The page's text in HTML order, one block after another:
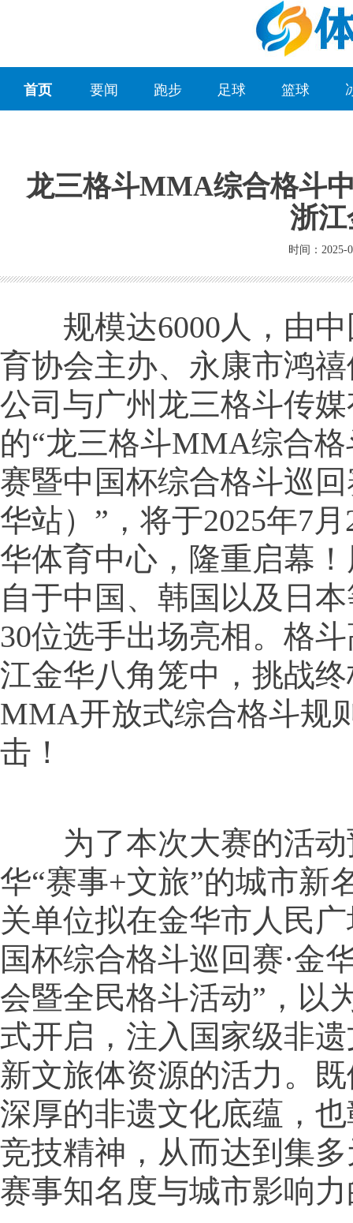
首页 要闻 跑步 足球 篮球
龙三格斗MMA综合格斗
浙
时间：2025-
规模达6000人，由中
育协会主办、永康市鸿
公司与广州龙三格斗传
的“龙三格斗MMA综合
赛暨中国杯综合格斗巡回
华站）”，将于2025年7
华体育中心，隆重启幕
自于中国、韩国以及日
30位选手出场亮相。格
江金华八角笼中，挑战
MMA开放式综合格斗规
击！
为了本次大赛的活动
华“赛事+文旅”的城市新
关单位拟在金华市人民
国杯综合格斗巡回赛·金
会暨全民格斗活动”，以
式开启，注入国家级非
新文旅体资源的活力。
深厚的非遗文化底蕴，
竞技精神，从而达到集
赛事知名度与城市影响